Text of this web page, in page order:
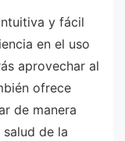
y fácil
en el uso
aprovechar al
ofrece
de manera
de la